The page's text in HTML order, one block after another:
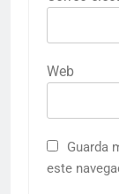
Web
Guarda
este